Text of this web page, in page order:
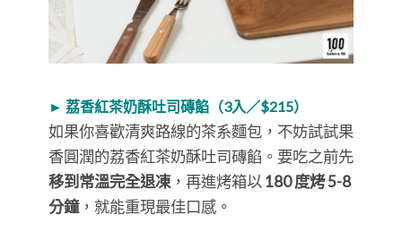
► 荔香紅茶奶酥吐司磚餡（3入／$215）
如果你喜歡清爽路線的茶系麵包，不妨試試果
香圓潤的荔香紅茶奶酥吐司磚餡。要吃之前先
移到常溫完全退凍 ，再進烤箱以 180 度烤 5-8
分鐘，就能重現最佳口感。